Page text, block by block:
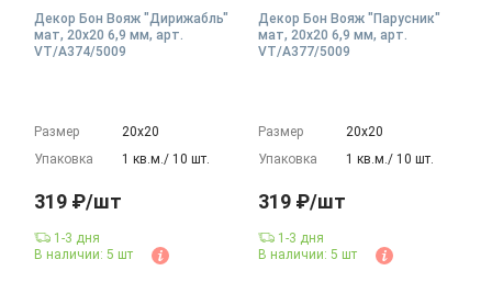
Декор Бон Вояж "Дирижабль"
мат, 20x20 6,9 мм, арт.
VT/A374/5009
Размер
20х20
Упаковка
1 кв.м./ 10 шт.
319 ₽/шт
1-3 дня
В наличии: 5 шт
Декор Бон Вояж "Парусник"
мат, 20x20 6,9 мм, арт.
VT/A377/5009
Размер
20х20
Упаковка
1 кв.м./ 10 шт.
319 ₽/шт
1-3 дня
В наличии: 5 шт